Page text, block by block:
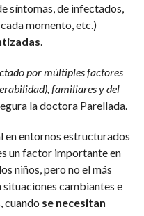
síntomas, de infectados,
momento, etc.)
por múltiples factores
familiares y del
la doctora Parellada.
en entornos estructurados
un factor importante en
niños, pero no el más
cambiantes e
cuando se necesitan